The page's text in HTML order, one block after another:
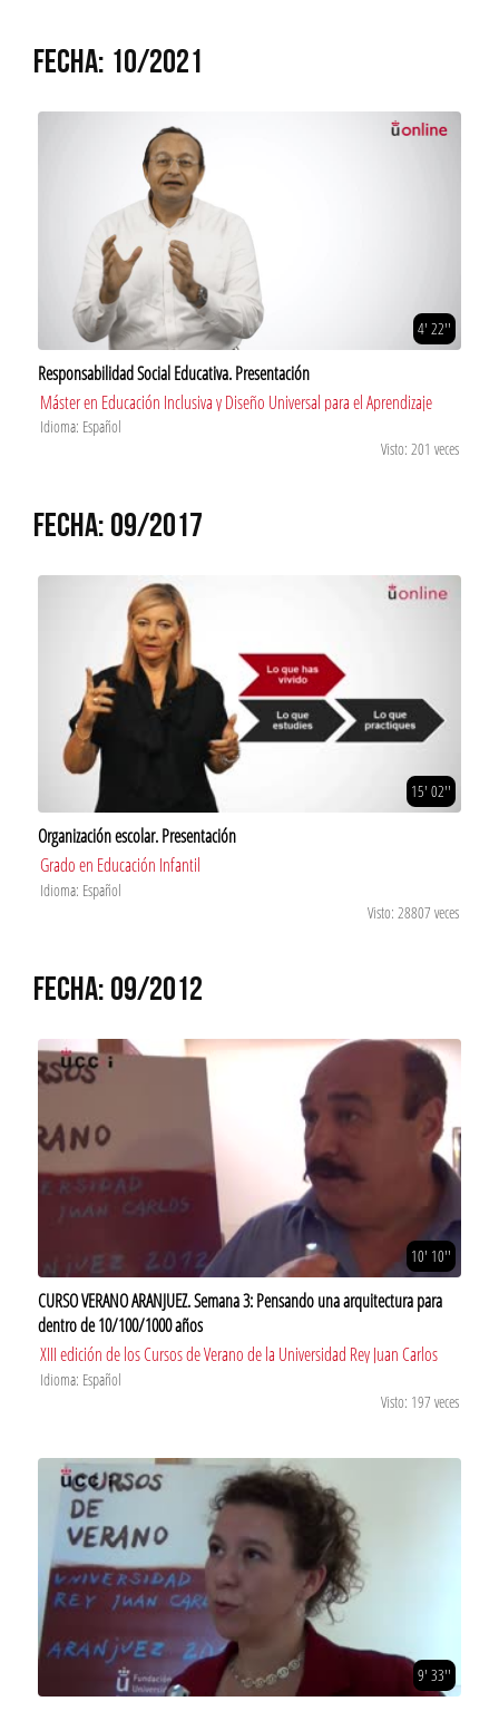
FECHA: 10/2021
4' 22''
Responsabilidad Social Educativa. Presentación
Máster en Educación Inclusiva y Diseño Universal para el Aprendizaje
Idioma: Español
Visto: 201 veces
FECHA: 09/2017
15' 02''
Organización escolar. Presentación
Grado en Educación Infantil
Idioma: Español
Visto: 28807 veces
FECHA: 09/2012
10' 10''
CURSO VERANO ARANJUEZ. Semana 3: Pensando una arquitectura para
dentro de 10/100/1000 años
XIII edición de los Cursos de Verano de la Universidad Rey Juan Carlos
Idioma: Español
Visto: 197 veces
9' 33''